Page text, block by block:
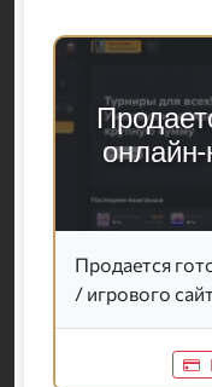
Продается
/ игрового